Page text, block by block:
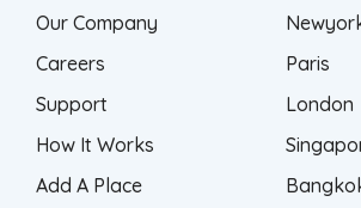
Our Company
Careers
Support
How It Works
Add A Place
Paris
London